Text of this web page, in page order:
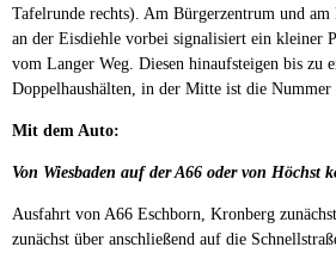
Tafelrunde rechts). Am Bürgerzentrum und
an der Eisdiehle vorbei signalisiert ein kleiner
vom Langer Weg. Diesen hinaufsteigen bis zu
Doppelhaushälten, in der Mitte ist die Nummer
Mit dem Auto:
Von Wiesbaden auf der A66 oder von Höchst
Ausfahrt von A66 Eschborn, Kronberg
zunächst über anschließend auf die